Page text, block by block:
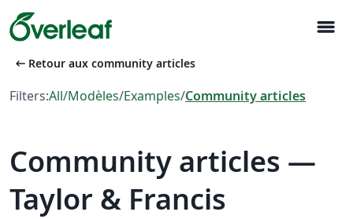
menu
arrow_left_alt Retour aux community articles
Filters:All/Modèles/Examples/Community articles
Community articles —
Taylor & Francis